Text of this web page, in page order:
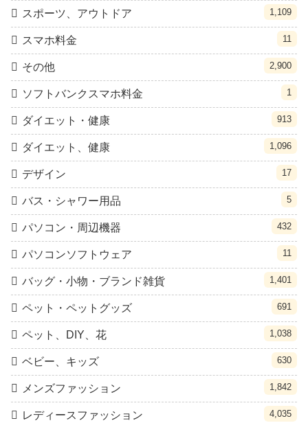
スポーツ、アウトドア 1,109
スマホ料金 11
その他 2,900
ソフトバンクスマホ料金 1
ダイエット・健康 913
ダイエット、健康 1,096
デザイン 17
バス・シャワー用品 5
パソコン・周辺機器 432
パソコンソフトウェア 11
バッグ・小物・ブランド雑貨 1,401
ペット・ペットグッズ 691
ペット、DIY、花 1,038
ベビー、キッズ 630
メンズファッション 1,842
レディースファッション 4,035